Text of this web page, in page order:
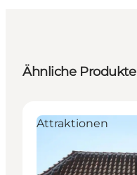
Ähnliche Produkte
Attraktionen